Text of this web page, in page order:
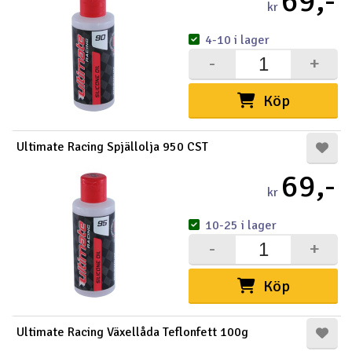
kr
Köp
+
-
4-10 i lager
Ultimate Racing Spjällolja 950 CST
kr 69,-
Köp
+
-
10-25 i lager
Ultimate Racing Växellåda Teflonfett 100g